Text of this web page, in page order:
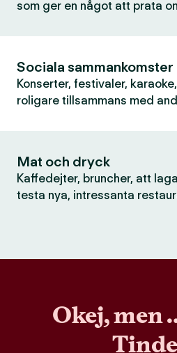
som ger en något att prata
Sociala sammankomster
Konserter, festivaler,
roligare tillsammans med
Mat och dryck
Kaffedejter, bruncher, att
testa nya, intressanta
Okej, men